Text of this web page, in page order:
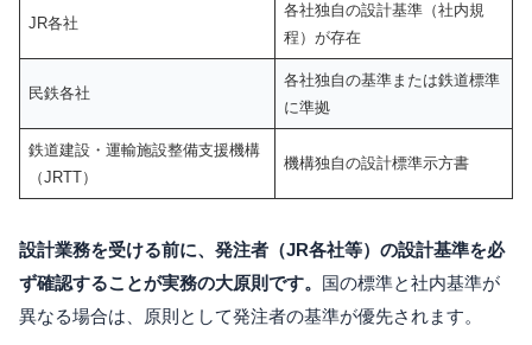
JR各社
各社独自の設計基準（社内規
程）が存在
民鉄各社
各社独自の基準または鉄道標準
に準拠
鉄道建設・運輸施設整備支援機構
（JRTT）
機構独自の設計標準示方書
設計業務を受ける前に、発注者（JR各社等）の設計基準を必
ず確認することが実務の大原則です。 国の標準と社内基準が
異なる場合は、原則として発注者の基準が優先されます。